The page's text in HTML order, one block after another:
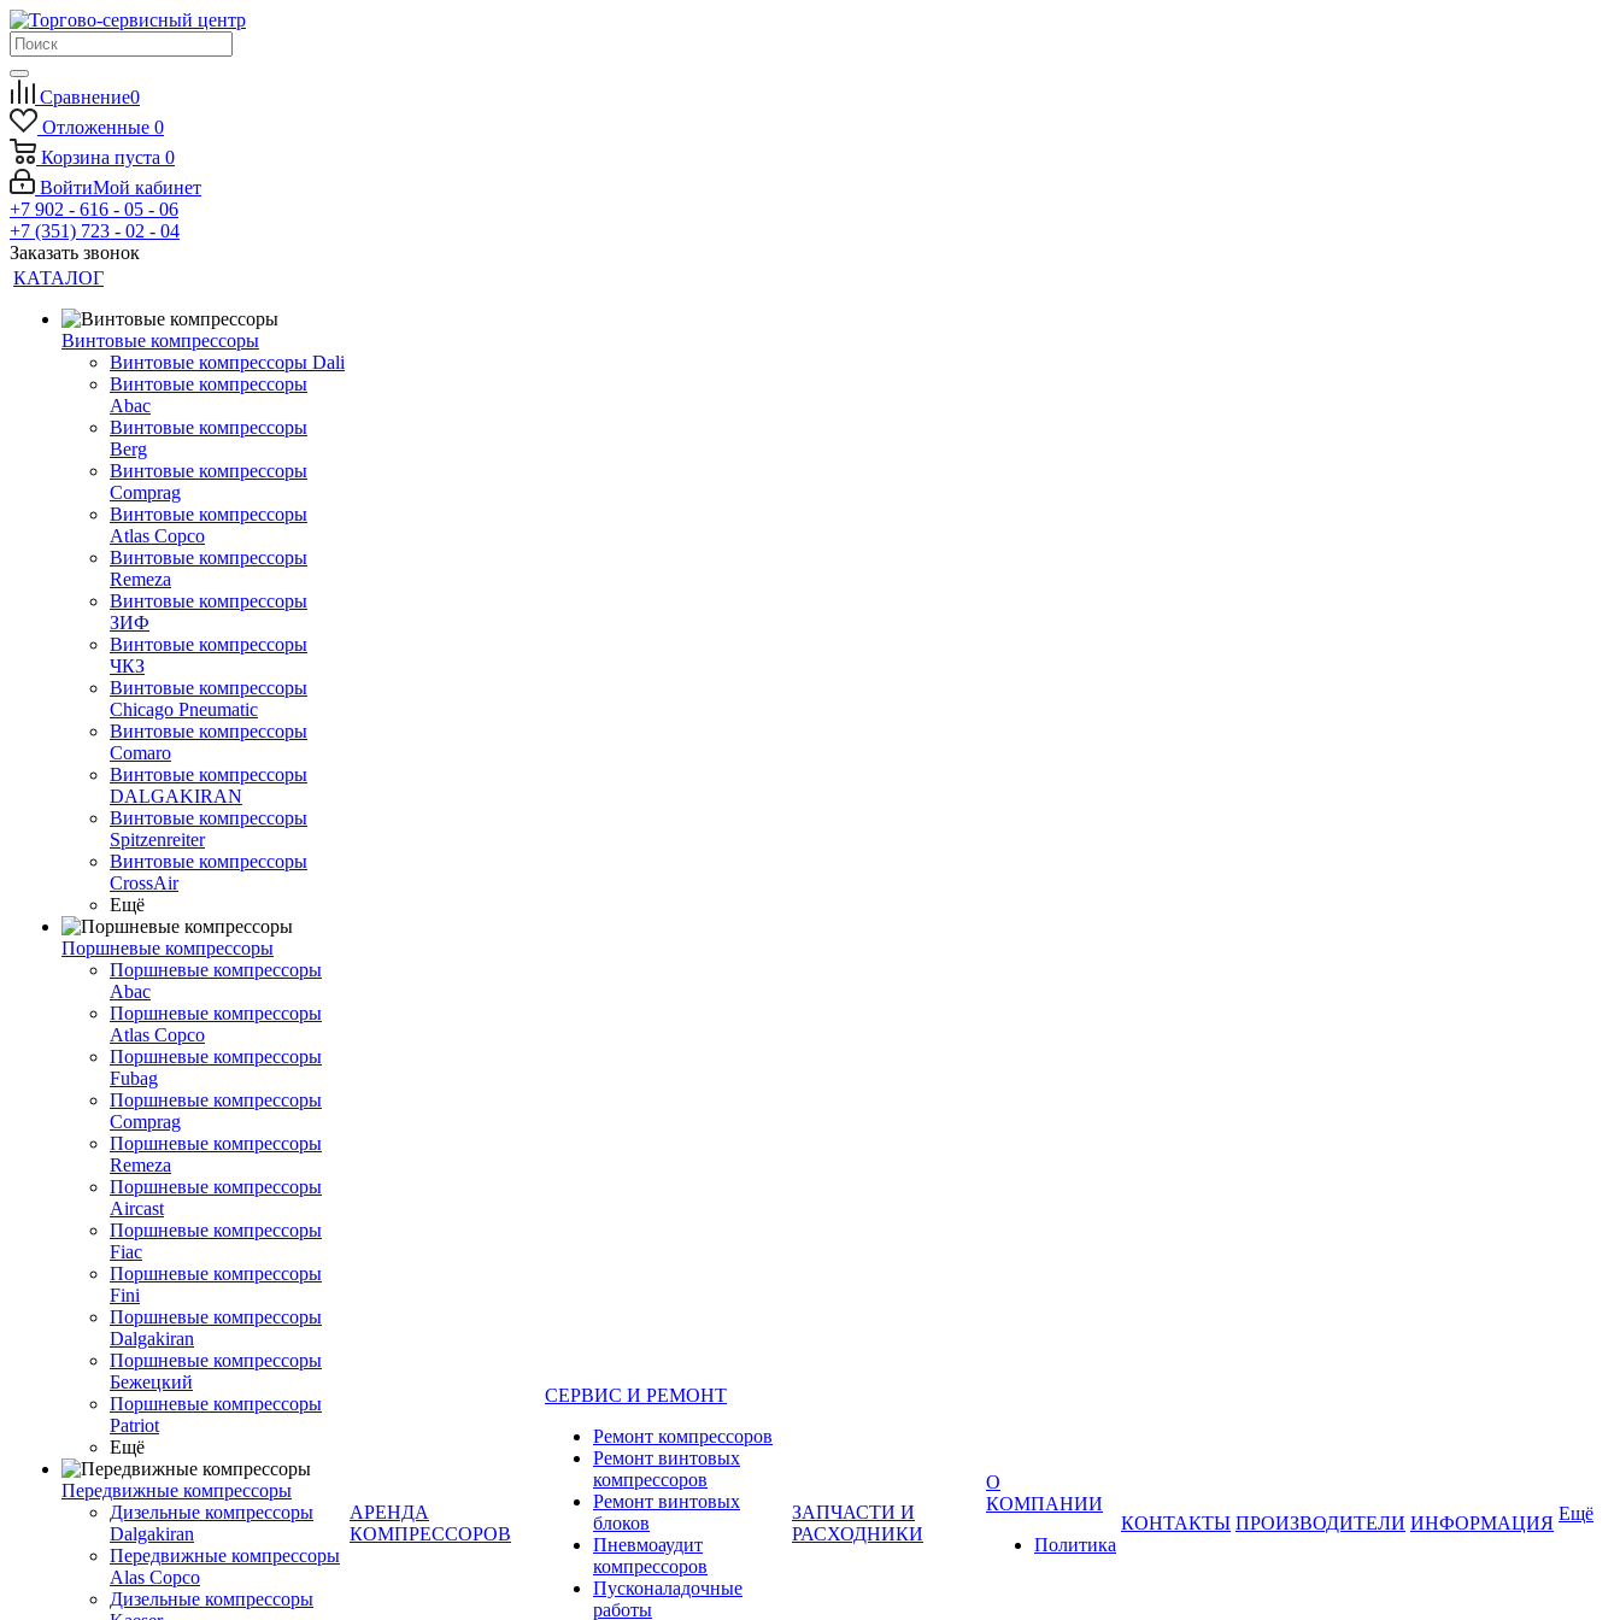
Сравнение0
Отложенные 0
Корзина пуста 0
ВойтиМой кабинет
+7 902 - 616 - 05 - 06
+7 (351) 723 - 02 - 04
Заказать звонок
КАТАЛОГ
Винтовые компрессоры
Винтовые компрессоры Dali
Винтовые компрессоры
Abac
Винтовые компрессоры
Berg
Винтовые компрессоры
Comprag
Винтовые компрессоры
Atlas Copco
Винтовые компрессоры
Remeza
Винтовые компрессоры
ЗИФ
Винтовые компрессоры
ЧКЗ
Винтовые компрессоры
Chicago Pneumatic
Винтовые компрессоры
Comaro
Винтовые компрессоры
DALGAKIRAN
Винтовые компрессоры
Spitzenreiter
Винтовые компрессоры
CrossAir
Ещё
Поршневые компрессоры
Поршневые компрессоры
Abac
Поршневые компрессоры
Atlas Copco
Поршневые компрессоры
Fubag
Поршневые компрессоры
Comprag
Поршневые компрессоры
Remeza
Поршневые компрессоры
Aircast
Поршневые компрессоры
Fiac
Поршневые компрессоры
Fini
Поршневые компрессоры
Dalgakiran
Поршневые компрессоры
Бежецкий
Поршневые компрессоры
Patriot
Ещё
Передвижные компрессоры
Дизельные компрессоры
Dalgakiran
Передвижные компрессоры
Alas Copco
Дизельные компрессоры
АРЕНДА
КОМПРЕССОРОВ
СЕРВИС И РЕМОНТ
Ремонт компрессоров
Ремонт винтовых
компрессоров
Ремонт винтовых
блоков
Пневмоаудит
компрессоров
Пусконаладочные
работы
ЗАПЧАСТИ И
РАСХОДНИКИ
О
КОМПАНИИ
Политика
КОНТАКТЫ ПРОИЗВОДИТЕЛИ ИНФОРМАЦИЯ Ещё